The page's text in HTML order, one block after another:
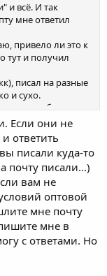
и всё. И так
мне ответил
привело ли это к
тут и получил
писал на разные
и сухо.
меня не будет
Видимо,
пароль по
появится
год вперёд...
Если они не
ответить
писали куда-то
почту писали...)
вам не
оптовой
мне почту
мне в
с ответами. Но